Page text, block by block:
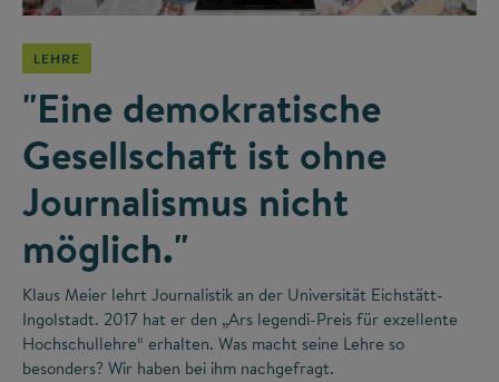
LEHRE
"Eine demokratische
Gesellschaft ist ohne
Journalismus nicht
möglich."
Klaus Meier lehrt Journalistik an der Universität Eichstätt-
Ingolstadt. 2017 hat er den „Ars legendi-Preis für exzellente
Hochschullehre“ erhalten. Was macht seine Lehre so
besonders? Wir haben bei ihm nachgefragt.